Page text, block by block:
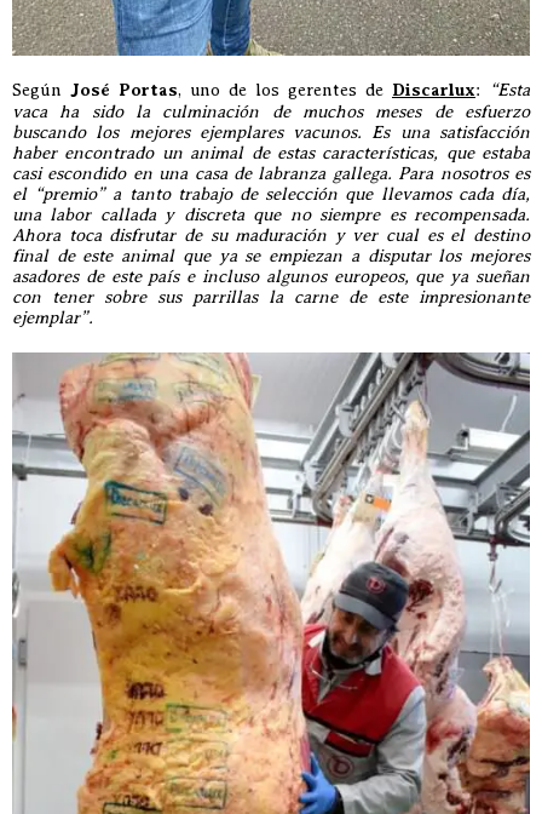
Según José Portas, uno de los gerentes de Discarlux:
“Esta
vaca ha sido la culminación de muchos meses de esfuerzo
buscando los mejores ejemplares vacunos. Es una satisfacción
haber encontrado un animal de estas características, que estaba
casi escondido en una casa de labranza gallega. Para nosotros es
el “premio” a tanto trabajo de selección que llevamos cada día,
una labor callada y discreta que no siempre es recompensada.
Ahora toca disfrutar de su maduración y ver cual es el destino
final de este animal que ya se empiezan a disputar los mejores
asadores de este país e incluso algunos europeos, que ya sueñan
con tener sobre sus parrillas la carne de este impresionante
ejemplar”.